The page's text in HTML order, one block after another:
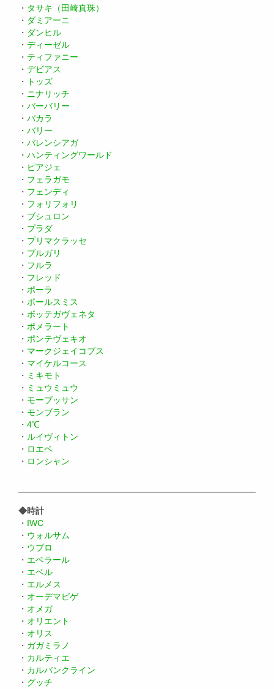
・ タサキ（田崎真珠）
・ ダミアーニ
・ ダンヒル
・ ディーゼル
・ ティファニー
・ デビアス
・
トッズ
・ ニナリッチ
・ バーバリー
・ バカラ
・ バリー
・ バレンシアガ
・ ハンティングワールド
・ ピアジェ
・ フェラガモ
・ フェンディ
・ フォリフォリ
・ ブシュロン
・ プラダ
・ プリマクラッセ
・ ブルガリ
・ フルラ
・ フレッド
・ ポーラ
・ ポールスミス
・ ボッテガヴェネタ
・ ポメラート
・ ポンテヴェキオ
・ マークジェイコブス
・ マイケルコース
・ ミキモト
・ ミュウミュウ
・ モーブッサン
・ モンブラン
・ 4℃
・ ルイヴィトン
・ ロエベ
・ ロンシャン
◆時計
・ IWC
・ ウォルサム
・ ウブロ
・ エベラール
・ エベル
・ エルメス
・ オーデマピゲ
・ オメガ
・ オリエント
・ オリス
・ ガガミラノ
・ カルティエ
・ カルバンクライン
・ グッチ